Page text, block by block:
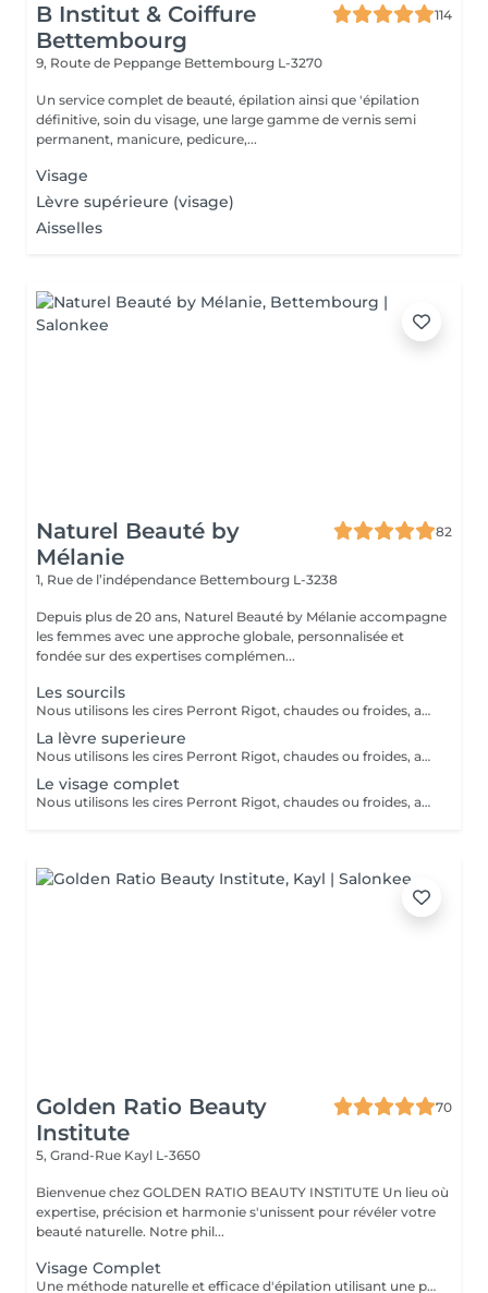
B Institut & Coiffure
Bettembourg
114
9, Route de Peppange Bettembourg L-3270
Un service complet de beauté, épilation ainsi que 'épilation
définitive, soin du visage, une large gamme de vernis semi
permanent, manicure, pedicure,...
Visage
Lèvre supérieure (visage)
Aisselles
Naturel Beauté by
Mélanie
82
1, Rue de l’indépendance Bettembourg L-3238
Depuis plus de 20 ans, Naturel Beauté by Mélanie accompagne
les femmes avec une approche globale, personnalisée et
fondée sur des expertises complémen...
Les sourcils
Nous utilisons les cires Perront Rigot, chaudes ou froides, avec ou sans bandes pour convenir au mieux à chaque zones du corps.
La lèvre superieure
Nous utilisons les cires Perront Rigot, chaudes ou froides, avec ou sans bandes pour convenir au mieux à chaque zones du corps.
Le visage complet
Nous utilisons les cires Perront Rigot, chaudes ou froides, avec ou sans bandes pour convenir au mieux à chaque zones du corps.
Golden Ratio Beauty
Institute
70
5, Grand-Rue Kayl L-3650
Bienvenue chez GOLDEN RATIO BEAUTY INSTITUTE Un lieu où
expertise, précision et harmonie s'unissent pour révéler votre
beauté naturelle. Notre phil...
Visage Complet
Une méthode naturelle et efficace d'épilation utilisant une pâte à base de sucre, eau et citron, idéale pour tous types de peaux, même sensibles. Bénéfices : moins douloureuse, réduit les risques d'irritation et respecte la peau. Résultat : une peau douce et nette, avec une repousse plus lente. Une épilation douce, écologique et respectueuse de votre peau.